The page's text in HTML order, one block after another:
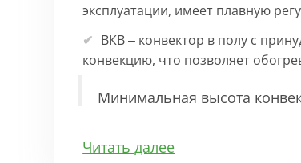
эксплуатации, имеет плавную
ВКВ – конвектор в полу с
конвекцию, что позволяет
Минимальная высота
Особенности:
Читать далее